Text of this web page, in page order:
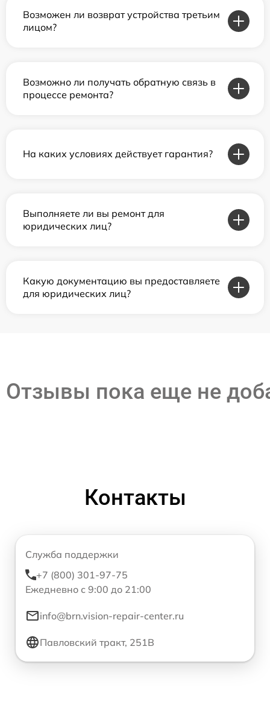
Возможен ли возврат устройства третьим
лицом?
Возможно ли получать обратную связь в
процессе ремонта?
На каких условиях действует гарантия?
Выполняете ли вы ремонт для
юридических лиц?
Какую документацию вы предоставляете
для юридических лиц?
Отзывы пока еще не
Контакты
Служба поддержки
+7 (800) 301-97-75
Ежедневно с 9:00 до 21:00
info@brn.vision-repair-center.ru
Павловский тракт, 251В